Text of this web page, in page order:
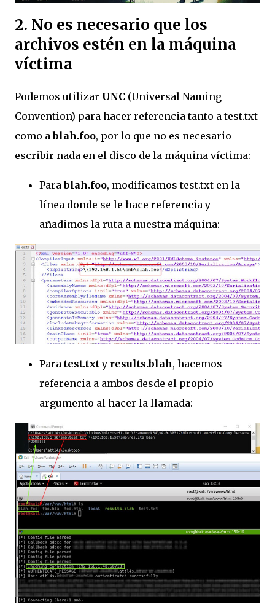
2. No es necesario que los
archivos estén en la máquina
víctima
Podemos utilizar UNC (Universal Naming
Convention) para hacer referencia tanto a test.txt
como ablah.foo, por lo que no es necesario
escribir nada en el disco de la máquina víctima:
Parablah.foo, modificamos test.txt en la
línea donde se le hace referencia y
añadimos la ruta a nuestra máquina:
Para test.txty results.blah, hacemos
referencia a ambos desde el propio
argumento al hacer la llamada: